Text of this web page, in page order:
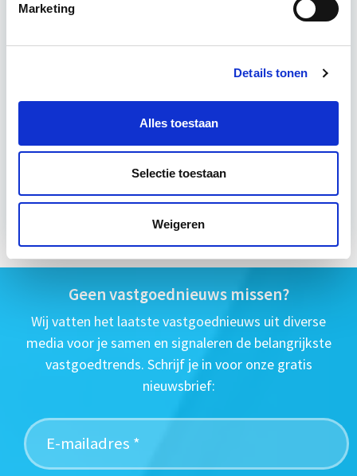
Marketing
Details tonen
Alles toestaan
Selectie toestaan
Weigeren
15 Lesdagen lesdag(en)
wo 16 sep 2026 - Utrecht of Online
Meer informatie
Geen vastgoednieuws missen?
Wij vatten het laatste vastgoednieuws uit diverse
media voor je samen en signaleren de belangrijkste
vastgoedtrends. Schrijf je in voor onze gratis
nieuwsbrief: